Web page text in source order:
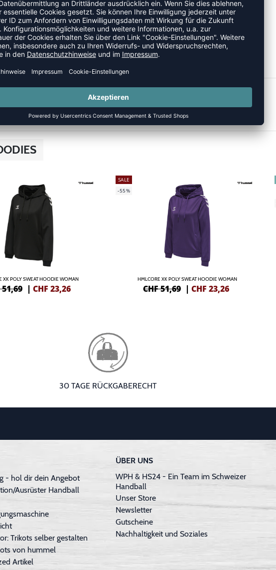
zwischen 8 und 16 Jahren
XK POLY SWEAT HOODIE WOMAN
51,69 | CHF 23,26
SALE
-55%
HMLCORE XK POLY SWEAT HOODIE WOMAN
CHF 51,69 |CHF 23,26
30 TAGE RÜCKGABERECHT
- hol dir dein Angebot
Ausrüster Handball
Trikots selber gestalten
von hummel
Artikel
ÜBER UNS
WPH & HS24 - Ein Team im Schweizer
Handball
Unser Store
Newsletter
Gutscheine
Nachhaltigkeit und Soziales